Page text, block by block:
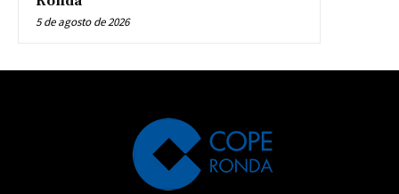
5 de agosto de 2026